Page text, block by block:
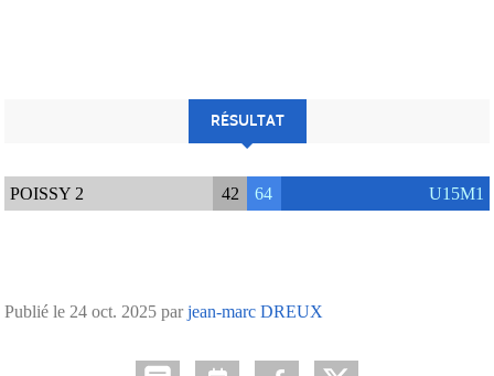
RÉSULTAT
POISSY 2 42 64 U15M1
Publié le 24 oct. 2025 parjean-marc DREUX